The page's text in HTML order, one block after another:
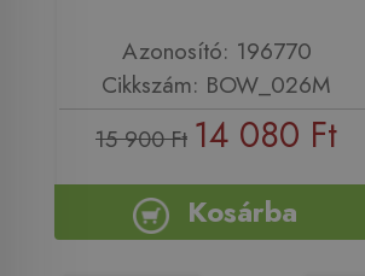
Azonosító: 196770
Cikkszám: BOW_026M
15 900 Ft 14 080 Ft
Kosárba